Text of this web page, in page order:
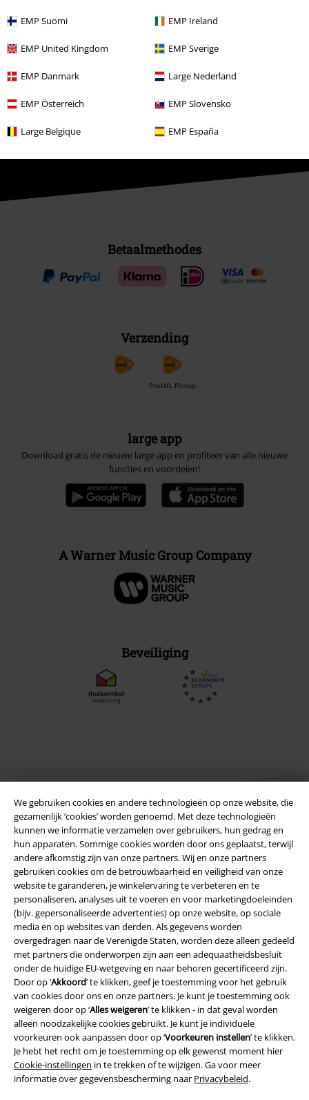
EMP Suomi EMP Ireland
EMP United Kingdom EMP Sverige
EMP Danmark Large Nederland
EMP Österreich EMP Slovensko
Large Belgique EMP España
We gebruiken cookies en andere technologieën op onze website, die
gezamenlijk ‘cookies’ worden genoemd. Met deze technologieën
kunnen we informatie verzamelen over gebruikers, hun gedrag en
hun apparaten. Sommige cookies worden door ons geplaatst, terwijl
andere afkomstig zijn van onze partners. Wij en onze partners
gebruiken cookies om de betrouwbaarheid en veiligheid van onze
website te garanderen, je winkelervaring te verbeteren en te
personaliseren, analyses uit te voeren en voor marketingdoeleinden
(bijv. gepersonaliseerde advertenties) op onze website, op sociale
media en op websites van derden. Als gegevens worden
overgedragen naar de Verenigde Staten, worden deze alleen gedeeld
met partners die onderworpen zijn aan een adequaatheidsbesluit
onder de huidige EU-wetgeving en naar behoren gecertificeerd zijn.
Door op ‘Akkoord’ te klikken, geef je toestemming voor het gebruik
van cookies door ons en onze partners. Je kunt je toestemming ook
weigeren door op ‘Alles weigeren’ te klikken - in dat geval worden
alleen noodzakelijke cookies gebruikt. Je kunt je individuele
voorkeuren ook aanpassen door op ‘Voorkeuren instellen’ te klikken.
Je hebt het recht om je toestemming op elk gewenst moment hier
Cookie-instellingen in te trekken of te wijzigen. Ga voor meer
informatie over gegevensbescherming naar Privacybeleid.
Maak deel uit van de community!
Betaalmethodes
Verzending
PostNL Pickup
large app
Download gratis de nieuwe large app en profiteer van alle nieuwe
functies en voordelen!
A Warner Music Group Company
Beveiliging
Legal
Algemene Voorwaarden
Bedrijfsgegevens
Privacyverklaring
Verklaring van conformiteit
Informatie over toegankelijkheid
Cookie-instellingen
Annuleer bestelling